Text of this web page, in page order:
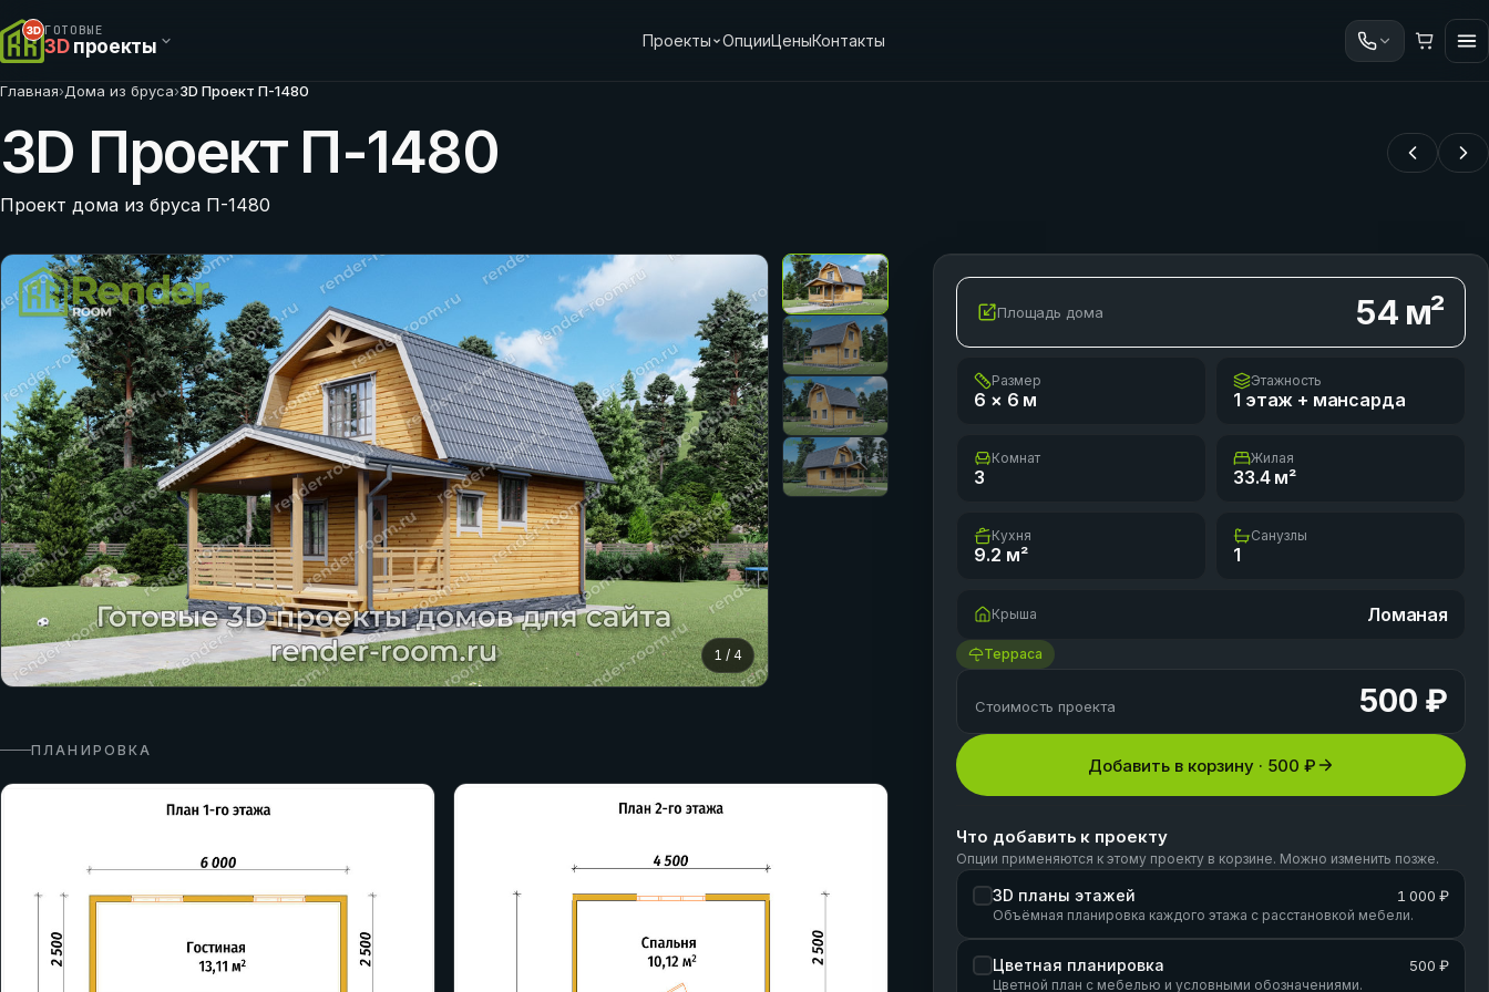
ГОТОВЫЕ
3Dпроекты Проекты ОпцииЦеныКонтакты
Главная›Дома из бруса›3D Проект П-1480
3D Проект П-1480
Проект дома из бруса П-1480
1 /4
ПЛАНИРОВКА
Площадь дома 54м²
Размер
6 × 6 м
Этажность
1 этаж + мансарда
Комнат
3
Жилая
33.4м²
Кухня
9.2 м²
Санузлы
1
Крыша Ломаная
Терраса
Стоимость проекта 500 ₽
Добавить в корзину · 500 ₽
Что добавить к проекту
Опции применяются к этому проекту в корзине. Можно изменить позже.
3D планы этажей 1 000 ₽
Объёмная планировка каждого этажа с расстановкой мебели.
Цветная планировка 500 ₽
Цветной план с мебелью и условными обозначениями.